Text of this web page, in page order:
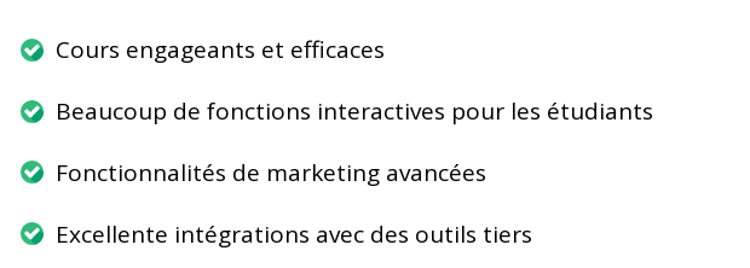
Cours engageants et efficaces
Beaucoup de fonctions interactives pour les étudiants
Fonctionnalités de marketing avancées
Excellente intégrations avec des outils tiers